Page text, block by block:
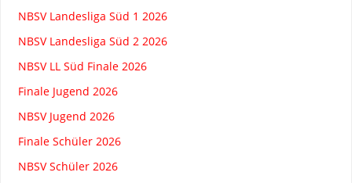
NBSV Landesliga Süd 1 2026
NBSV Landesliga Süd 2 2026
NBSV LL Süd Finale 2026
Finale Jugend 2026
NBSV Jugend 2026
Finale Schüler 2026
NBSV Schüler 2026